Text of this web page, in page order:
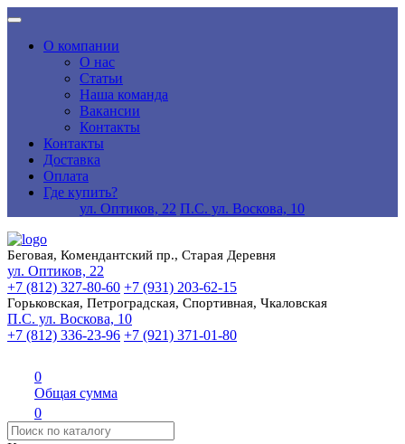
О компании
О нас
Статьи
Наша команда
Вакансии
Контакты
Контакты
Доставка
Оплата
Где купить?
ул. Оптиков, 22 П.С. ул. Воскова, 10
Беговая, Комендантский пр., Старая Деревня
ул. Оптиков, 22
+7 (812) 327-80-60 +7 (931) 203-62-15
Горьковская, Петроградская, Спортивная, Чкаловская
П.С. ул. Воскова, 10
+7 (812) 336-23-96 +7 (921) 371-01-80
0
Общая сумма
0